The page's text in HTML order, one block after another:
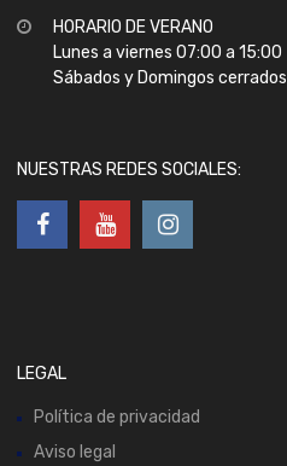
HORARIO DE VERANO
Lunes a viernes 07:00 a 15:00
Sábados y Domingos cerrados
NUESTRAS REDES SOCIALES:
LEGAL
Política de privacidad
Aviso legal